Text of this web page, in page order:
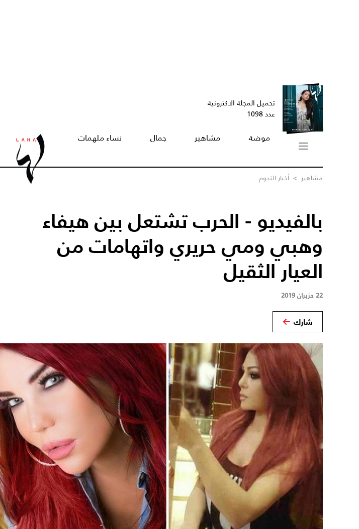
تحميل المجلة الاكترونية
عدد 1098
موضة مشاهير جمال نساء ملهمات
مشاهير > أخبار النجوم
بالفيديو - الحرب تشتعل بين هيفاء
وهبي ومي حريري واتهامات من
العيار الثقيل
22 حزيران 2019
شارك